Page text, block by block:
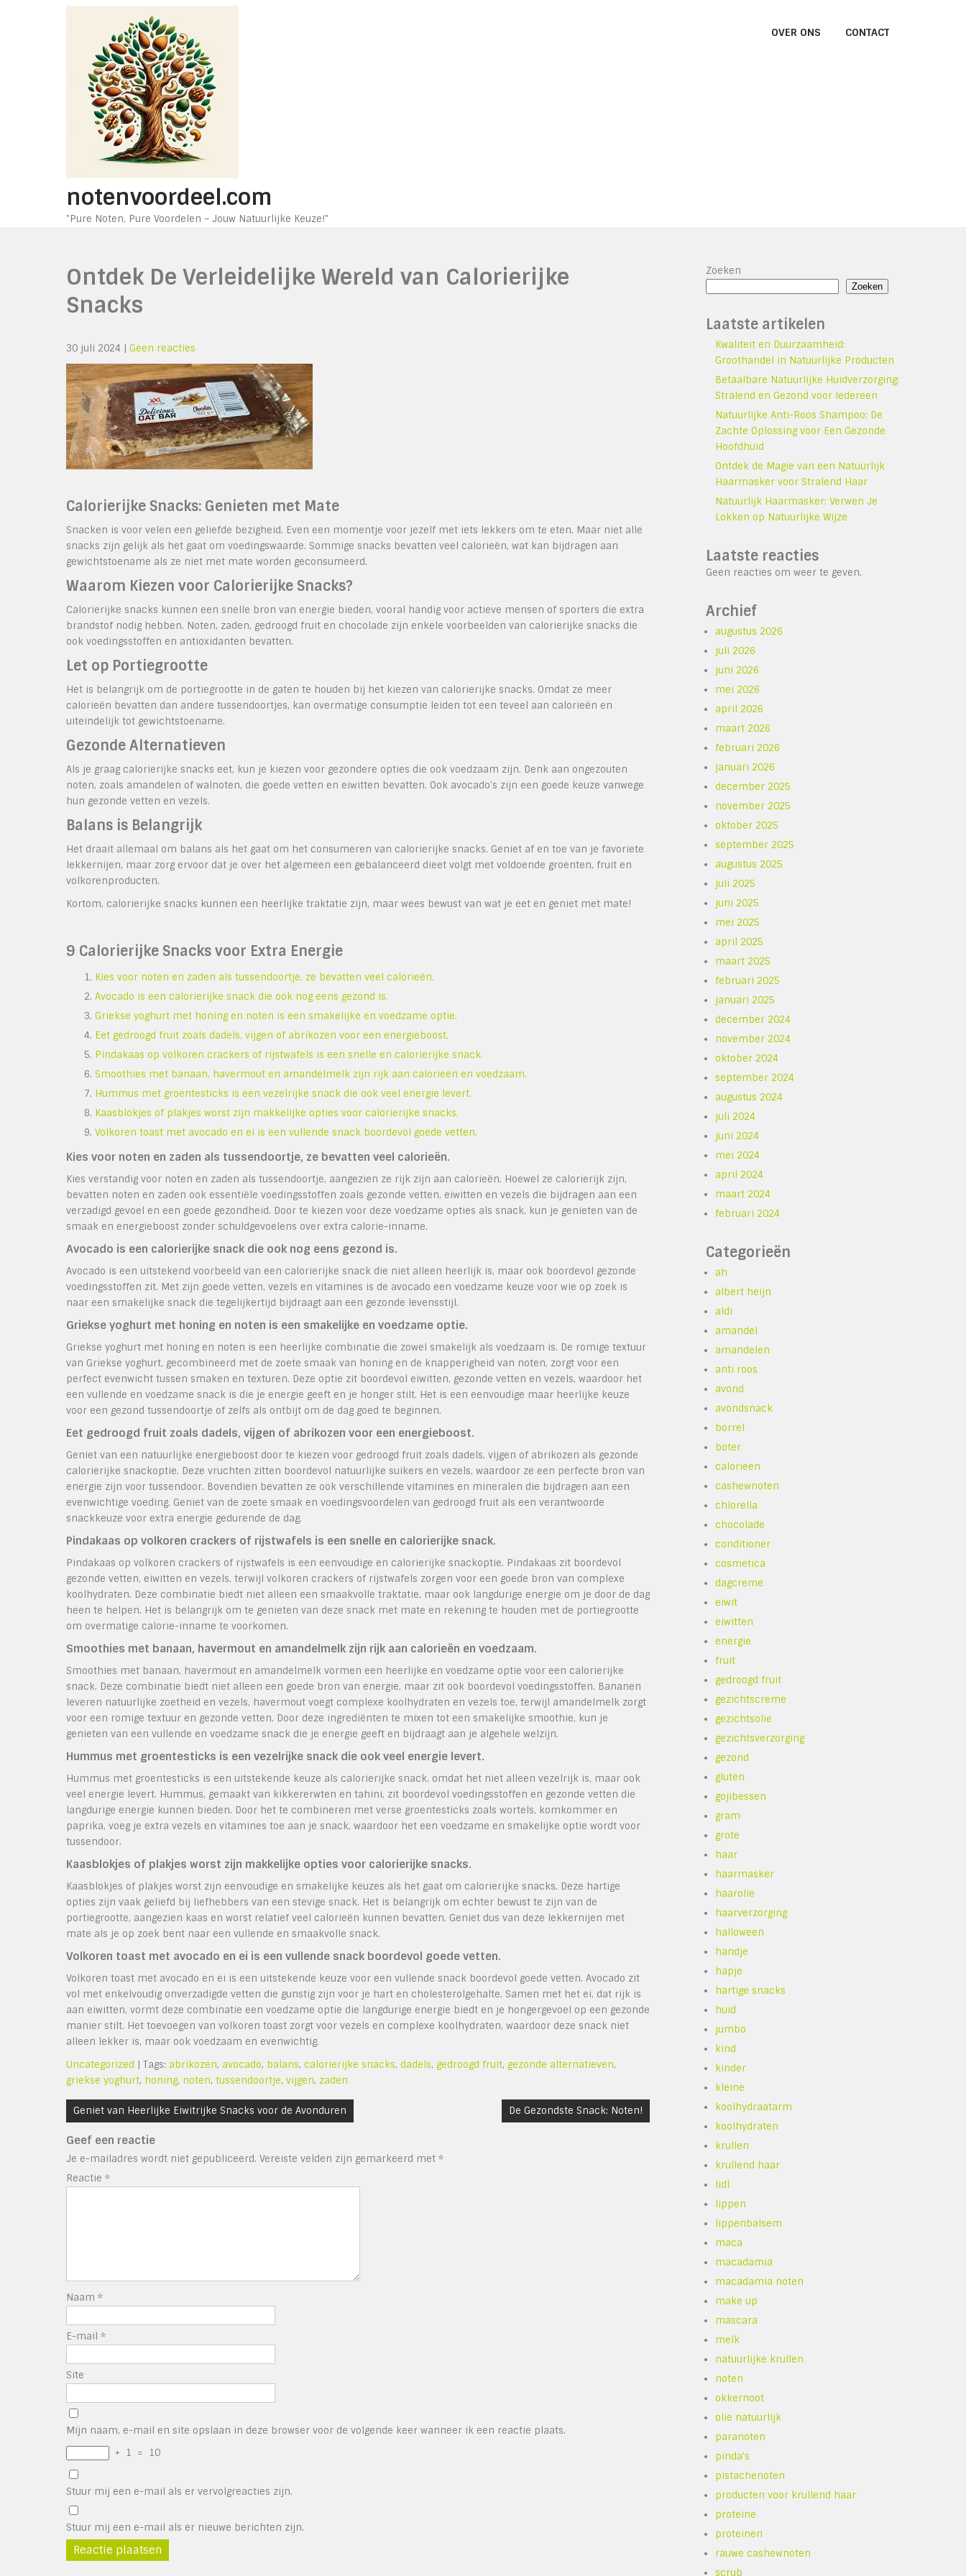
notenvoordeel.com
"Pure Noten, Pure Voordelen – Jouw Natuurlijke Keuze!"
OVER ONS CONTACT
Ontdek De Verleidelijke Wereld van Calorierijke
Snacks
30 juli 2024 | Geen reacties
Calorierijke Snacks: Genieten met Mate
Snacken is voor velen een geliefde bezigheid. Even een momentje voor jezelf met iets lekkers om te eten. Maar niet alle
snacks zijn gelijk als het gaat om voedingswaarde. Sommige snacks bevatten veel calorieën, wat kan bijdragen aan
gewichtstoename als ze niet met mate worden geconsumeerd.
Waarom Kiezen voor Calorierijke Snacks?
Calorierijke snacks kunnen een snelle bron van energie bieden, vooral handig voor actieve mensen of sporters die extra
brandstof nodig hebben. Noten, zaden, gedroogd fruit en chocolade zijn enkele voorbeelden van calorierijke snacks die
ook voedingsstoffen en antioxidanten bevatten.
Let op Portiegrootte
Het is belangrijk om de portiegrootte in de gaten te houden bij het kiezen van calorierijke snacks. Omdat ze meer
calorieën bevatten dan andere tussendoortjes, kan overmatige consumptie leiden tot een teveel aan calorieën en
uiteindelijk tot gewichtstoename.
Gezonde Alternatieven
Als je graag calorierijke snacks eet, kun je kiezen voor gezondere opties die ook voedzaam zijn. Denk aan ongezouten
noten, zoals amandelen of walnoten, die goede vetten en eiwitten bevatten. Ook avocado’s zijn een goede keuze vanwege
hun gezonde vetten en vezels.
Balans is Belangrijk
Het draait allemaal om balans als het gaat om het consumeren van calorierijke snacks. Geniet af en toe van je favoriete
lekkernijen, maar zorg ervoor dat je over het algemeen een gebalanceerd dieet volgt met voldoende groenten, fruit en
volkorenproducten.
Kortom, calorierijke snacks kunnen een heerlijke traktatie zijn, maar wees bewust van wat je eet en geniet met mate!
9 Calorierijke Snacks voor Extra Energie
Kies voor noten en zaden als tussendoortje, ze bevatten veel calorieën.
Avocado is een calorierijke snack die ook nog eens gezond is.
Griekse yoghurt met honing en noten is een smakelijke en voedzame optie.
Eet gedroogd fruit zoals dadels, vijgen of abrikozen voor een energieboost.
Pindakaas op volkoren crackers of rijstwafels is een snelle en calorierijke snack.
Smoothies met banaan, havermout en amandelmelk zijn rijk aan calorieën en voedzaam.
Hummus met groentesticks is een vezelrijke snack die ook veel energie levert.
Kaasblokjes of plakjes worst zijn makkelijke opties voor calorierijke snacks.
Volkoren toast met avocado en ei is een vullende snack boordevol goede vetten.
Kies voor noten en zaden als tussendoortje, ze bevatten veel calorieën.
Kies verstandig voor noten en zaden als tussendoortje, aangezien ze rijk zijn aan calorieën. Hoewel ze calorierijk zijn,
bevatten noten en zaden ook essentiële voedingsstoffen zoals gezonde vetten, eiwitten en vezels die bijdragen aan een
verzadigd gevoel en een goede gezondheid. Door te kiezen voor deze voedzame opties als snack, kun je genieten van de
smaak en energieboost zonder schuldgevoelens over extra calorie-inname.
Avocado is een calorierijke snack die ook nog eens gezond is.
Avocado is een uitstekend voorbeeld van een calorierijke snack die niet alleen heerlijk is, maar ook boordevol gezonde
voedingsstoffen zit. Met zijn goede vetten, vezels en vitamines is de avocado een voedzame keuze voor wie op zoek is
naar een smakelijke snack die tegelijkertijd bijdraagt aan een gezonde levensstijl.
Griekse yoghurt met honing en noten is een smakelijke en voedzame optie.
Griekse yoghurt met honing en noten is een heerlijke combinatie die zowel smakelijk als voedzaam is. De romige textuur
van Griekse yoghurt, gecombineerd met de zoete smaak van honing en de knapperigheid van noten, zorgt voor een
perfect evenwicht tussen smaken en texturen. Deze optie zit boordevol eiwitten, gezonde vetten en vezels, waardoor het
een vullende en voedzame snack is die je energie geeft en je honger stilt. Het is een eenvoudige maar heerlijke keuze
voor een gezond tussendoortje of zelfs als ontbijt om de dag goed te beginnen.
Eet gedroogd fruit zoals dadels, vijgen of abrikozen voor een energieboost.
Geniet van een natuurlijke energieboost door te kiezen voor gedroogd fruit zoals dadels, vijgen of abrikozen als gezonde
calorierijke snackoptie. Deze vruchten zitten boordevol natuurlijke suikers en vezels, waardoor ze een perfecte bron van
energie zijn voor tussendoor. Bovendien bevatten ze ook verschillende vitamines en mineralen die bijdragen aan een
evenwichtige voeding. Geniet van de zoete smaak en voedingsvoordelen van gedroogd fruit als een verantwoorde
snackkeuze voor extra energie gedurende de dag.
Pindakaas op volkoren crackers of rijstwafels is een snelle en calorierijke snack.
Pindakaas op volkoren crackers of rijstwafels is een eenvoudige en calorierijke snackoptie. Pindakaas zit boordevol
gezonde vetten, eiwitten en vezels, terwijl volkoren crackers of rijstwafels zorgen voor een goede bron van complexe
koolhydraten. Deze combinatie biedt niet alleen een smaakvolle traktatie, maar ook langdurige energie om je door de dag
heen te helpen. Het is belangrijk om te genieten van deze snack met mate en rekening te houden met de portiegrootte
om overmatige calorie-inname te voorkomen.
Smoothies met banaan, havermout en amandelmelk zijn rijk aan calorieën en voedzaam.
Smoothies met banaan, havermout en amandelmelk vormen een heerlijke en voedzame optie voor een calorierijke
snack. Deze combinatie biedt niet alleen een goede bron van energie, maar zit ook boordevol voedingsstoffen. Bananen
leveren natuurlijke zoetheid en vezels, havermout voegt complexe koolhydraten en vezels toe, terwijl amandelmelk zorgt
voor een romige textuur en gezonde vetten. Door deze ingrediënten te mixen tot een smakelijke smoothie, kun je
genieten van een vullende en voedzame snack die je energie geeft en bijdraagt aan je algehele welzijn.
Hummus met groentesticks is een vezelrijke snack die ook veel energie levert.
Hummus met groentesticks is een uitstekende keuze als calorierijke snack, omdat het niet alleen vezelrijk is, maar ook
veel energie levert. Hummus, gemaakt van kikkererwten en tahini, zit boordevol voedingsstoffen en gezonde vetten die
langdurige energie kunnen bieden. Door het te combineren met verse groentesticks zoals wortels, komkommer en
paprika, voeg je extra vezels en vitamines toe aan je snack, waardoor het een voedzame en smakelijke optie wordt voor
tussendoor.
Kaasblokjes of plakjes worst zijn makkelijke opties voor calorierijke snacks.
Kaasblokjes of plakjes worst zijn eenvoudige en smakelijke keuzes als het gaat om calorierijke snacks. Deze hartige
opties zijn vaak geliefd bij liefhebbers van een stevige snack. Het is belangrijk om echter bewust te zijn van de
portiegrootte, aangezien kaas en worst relatief veel calorieën kunnen bevatten. Geniet dus van deze lekkernijen met
mate als je op zoek bent naar een vullende en smaakvolle snack.
Volkoren toast met avocado en ei is een vullende snack boordevol goede vetten.
Volkoren toast met avocado en ei is een uitstekende keuze voor een vullende snack boordevol goede vetten. Avocado zit
vol met enkelvoudig onverzadigde vetten die gunstig zijn voor je hart en cholesterolgehalte. Samen met het ei, dat rijk is
aan eiwitten, vormt deze combinatie een voedzame optie die langdurige energie biedt en je hongergevoel op een gezonde
manier stilt. Het toevoegen van volkoren toast zorgt voor vezels en complexe koolhydraten, waardoor deze snack niet
alleen lekker is, maar ook voedzaam en evenwichtig.
Uncategorized | Tags: abrikozen, avocado, balans, calorierijke snacks, dadels, gedroogd fruit, gezonde alternatieven,
griekse yoghurt, honing, noten, tussendoortje, vijgen, zaden
Bericht
navigatie
Geniet van Heerlijke Eiwitrijke Snacks voor de Avonduren De Gezondste Snack: Noten!
Geef een reactie
Je e-mailadres wordt niet gepubliceerd. Vereiste velden zijn gemarkeerd met *
Reactie *
Naam *
E-mail *
Site
Mijn naam, e-mail en site opslaan in deze browser voor de volgende keer wanneer ik een reactie plaats.
+
1 = 10
Stuur mij een e-mail als er vervolgreacties zijn.
Stuur mij een e-mail als er nieuwe berichten zijn.
Zoeken
Zoeken
Laatste artikelen
Kwaliteit en Duurzaamheid:
Groothandel in Natuurlijke Producten
Betaalbare Natuurlijke Huidverzorging:
Stralend en Gezond voor Iedereen
Natuurlijke Anti-Roos Shampoo: De
Zachte Oplossing voor Een Gezonde
Hoofdhuid
Ontdek de Magie van een Natuurlijk
Haarmasker voor Stralend Haar
Natuurlijk Haarmasker: Verwen Je
Lokken op Natuurlijke Wijze
Laatste reacties
Geen reacties om weer te geven.
Archief
augustus 2026
juli 2026
juni 2026
mei 2026
april 2026
maart 2026
februari 2026
januari 2026
december 2025
november 2025
oktober 2025
september 2025
augustus 2025
juli 2025
juni 2025
mei 2025
april 2025
maart 2025
februari 2025
januari 2025
december 2024
november 2024
oktober 2024
september 2024
augustus 2024
juli 2024
juni 2024
mei 2024
april 2024
maart 2024
februari 2024
Categorieën
ah
albert heijn
aldi
amandel
amandelen
anti roos
avond
avondsnack
borrel
boter
calorieen
cashewnoten
chlorella
chocolade
conditioner
cosmetica
dagcreme
eiwit
eiwitten
energie
fruit
gedroogd fruit
gezichtscreme
gezichtsolie
gezichtsverzorging
gezond
gluten
gojibessen
gram
grote
haar
haarmasker
haarolie
haarverzorging
halloween
handje
hapje
hartige snacks
huid
jumbo
kind
kinder
kleine
koolhydraatarm
koolhydraten
krullen
krullend haar
lidl
lippen
lippenbalsem
maca
macadamia
macadamia noten
make up
mascara
melk
natuurlijke krullen
noten
okkernoot
olie natuurlijk
paranoten
pinda's
pistachenoten
producten voor krullend haar
proteine
proteinen
rauwe cashewnoten
scrub